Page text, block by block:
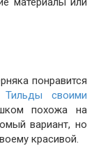
понравится
Тильды своими
похожа на
вариант, но
красивой.